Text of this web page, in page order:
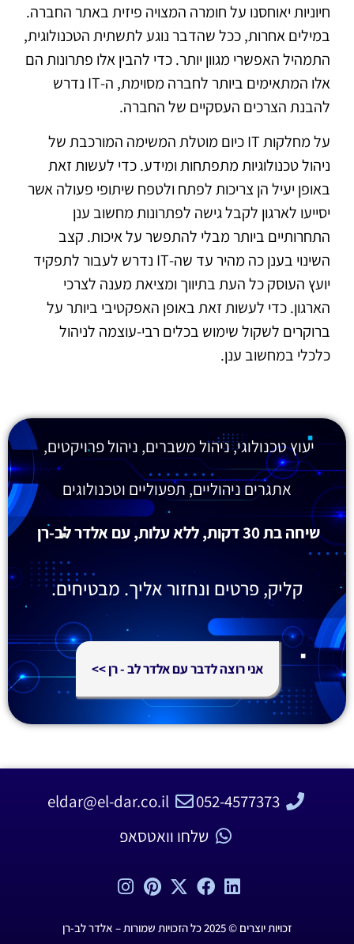
חיוניות יאוחסנו על חומרה המצויה פיזית באתר החברה.
במילים אחרות, ככל שהדבר נוגע לתשתית הטכנולוגית,
התמהיל האפשרי מגוון יותר. כדי להבין אלו פתרונות הם
אלו המתאימים ביותר לחברה מסוימת, ה-IT נדרש
להבנת הצרכים העסקיים של החברה.
על מחלקות IT כיום מוטלת המשימה המורכבת של
ניהול טכנולוגיות מתפתחות ומידע. כדי לעשות זאת
באופן יעיל הן צריכות לפתח ולטפח שיתופי פעולה אשר
יסייעו לארגון לקבל גישה לפתרונות מחשוב ענן
התחרותיים ביותר מבלי להתפשר על איכות. קצב
השינוי בענן כה מהיר עד שה-IT נדרש לעבור לתפקיד
יועץ העוסק כל העת בתיווך ומציאת מענה לצרכי
הארגון. כדי לעשות זאת באופן האפקטיבי ביותר על
ברוקרים לשקול שימוש בכלים רבי-עוצמה לניהול
כלכלי במחשוב ענן.
יעוץ טכנולוגי, ניהול משברים, ניהול פרויקטים,
אתגרים ניהוליים, תפעוליים וטכנולוגים
שיחה בת 30 דקות, ללא עלות, עם אלדר לב-רן
קליק, פרטים ונחזור אליך. מבטיחים.
אני רוצה לדבר עם אלדר לב - רן >>
052-4577373
eldar@el-dar.co.il
שלחו וואטסאפ
זכויות יוצרים © 2025 כל הזכויות שמורות – אלדר לב-רן